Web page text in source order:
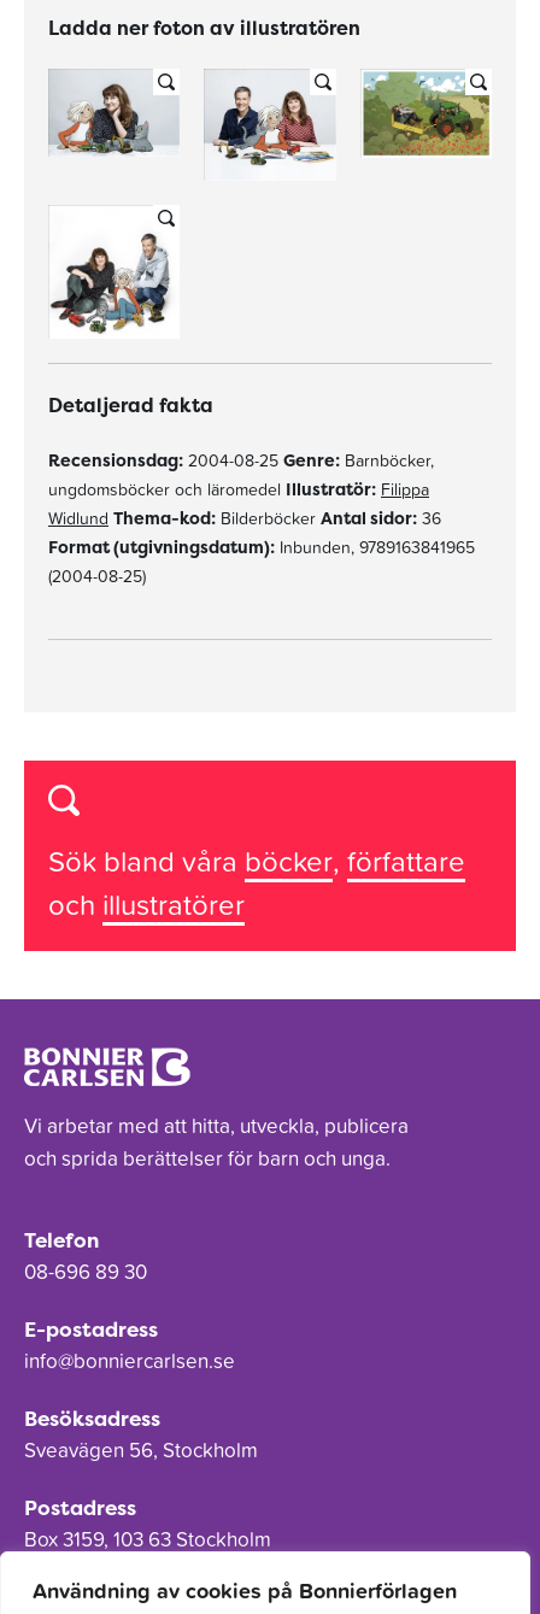
Användning av cookies på Bonnierförlagen
Ladda ner foton av illustratören
Detaljerad fakta
Recensionsdag: 2004-08-25 Genre: Barnböcker,
ungdomsböcker och läromedel Illustratör: Filippa
Widlund Thema-kod: Bilderböcker Antal sidor: 36
Format (utgivningsdatum): Inbunden, 9789163841965
(2004-08-25)
Sök bland våra böcker, författare
och illustratörer
Vi arbetar med att hitta, utveckla, publicera
och sprida berättelser för barn och unga.
Telefon
08-696 89 30
E-postadress
info@bonniercarlsen.se
Besöksadress
Sveavägen 56, Stockholm
Postadress
Box 3159, 103 63 Stockholm